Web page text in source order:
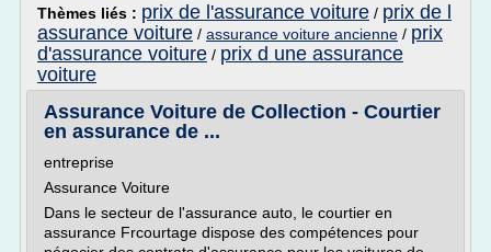
Thèmes liés : prix de l'assurance voiture / prix de l
assurance voiture / assurance voiture ancienne / prix
d'assurance voiture / prix d une assurance
voiture
Assurance Voiture de Collection - Courtier
en assurance de ...
entreprise
Assurance Voiture
Dans le secteur de l'assurance auto, le courtier en
assurance Frcourtage dispose des compétences pour